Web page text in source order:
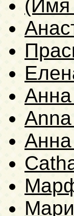
(Имя